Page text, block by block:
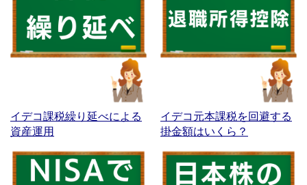
イデコ課税繰り延べによる
資産運用
イデコ元本課税を回避する
掛金額はいくら？